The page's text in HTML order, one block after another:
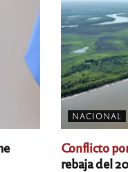
NACIONAL
Conflicto
rebaja del